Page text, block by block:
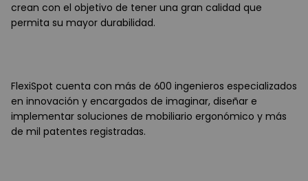
crean con el objetivo de tener una gran calidad que
permita su mayor durabilidad.
FlexiSpot cuenta con más de 600 ingenieros especializados
en innovación y encargados de imaginar, diseñar e
implementar soluciones de mobiliario ergonómico y más
de mil patentes registradas.